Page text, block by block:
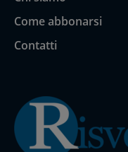
Come abbonarsi
Contatti